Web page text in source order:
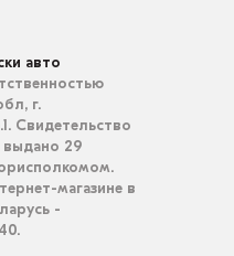
авто
г.
Свидетельство
выдано 29
магазине в
-